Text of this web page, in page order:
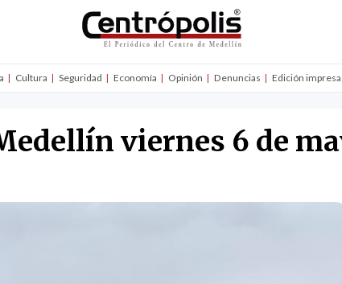
Cultura Seguridad Economía Opinión Denuncias Edición impresa
viernes 6 de